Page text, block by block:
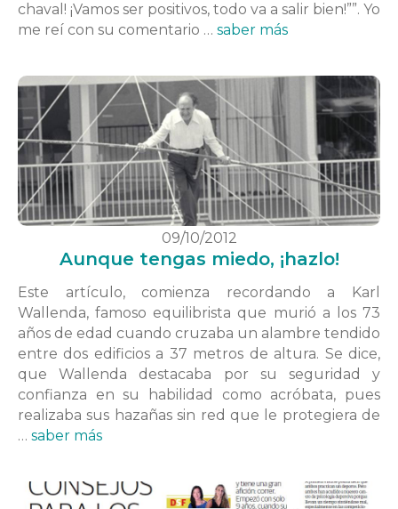
chaval! ¡Vamos ser positivos, todo va a salir bien!””. Yo
me reí con su comentario … saber más
09/10/2012
Aunque tengas miedo, ¡hazlo!
Este artículo, comienza recordando a Karl
Wallenda, famoso equilibrista que murió a los 73
años de edad cuando cruzaba un alambre tendido
entre dos edificios a 37 metros de altura. Se dice,
que Wallenda destacaba por su seguridad y
confianza en su habilidad como acróbata, pues
realizaba sus hazañas sin red que le protegiera de
… saber más